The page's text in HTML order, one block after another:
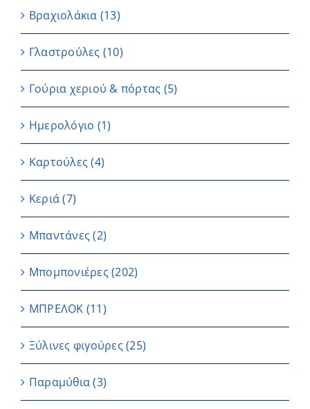
Βραχιολάκια (13)
Γλαστρούλες (10)
Γούρια χεριού & πόρτας (5)
Ημερολόγιο (1)
Καρτούλες (4)
Κεριά (7)
Μπαντάνες (2)
Μπομπονιέρες(202)
ΜΠΡΕΛΟΚ (11)
Ξύλινες φιγούρες(25)
Παραμύθια (3)